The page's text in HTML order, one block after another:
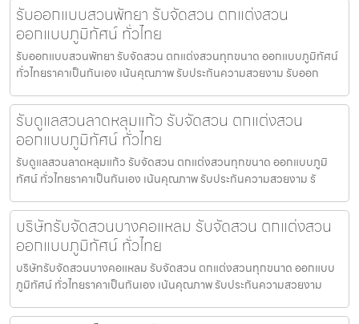
รับออกแบบสวนพัทยา รับจัดสวน ตกแต่งสวน
ออกแบบภูมิทัศน์ ทั่วไทย
รับออกแบบสวนพัทยา รับจัดสวน ตกแต่งสวนทุกขนาด ออกแบบภูมิทัศน์
ทั่วไทยราคาเป็นกันเอง เน้นคุณภาพ รับประกันความสวยงาม รับออก
รับดูแลสวนลาดหลุมแก้ว รับจัดสวน ตกแต่งสวน
ออกแบบภูมิทัศน์ ทั่วไทย
รับดูแลสวนลาดหลุมแก้ว รับจัดสวน ตกแต่งสวนทุกขนาด ออกแบบภูมิ
ทัศน์ ทั่วไทยราคาเป็นกันเอง เน้นคุณภาพ รับประกันความสวยงาม รั
บริษัทรับจัดสวนบางคอแหลม รับจัดสวน ตกแต่งสวน
ออกแบบภูมิทัศน์ ทั่วไทย
บริษัทรับจัดสวนบางคอแหลม รับจัดสวน ตกแต่งสวนทุกขนาด ออกแบบ
ภูมิทัศน์ ทั่วไทยราคาเป็นกันเอง เน้นคุณภาพ รับประกันความสวยงาม